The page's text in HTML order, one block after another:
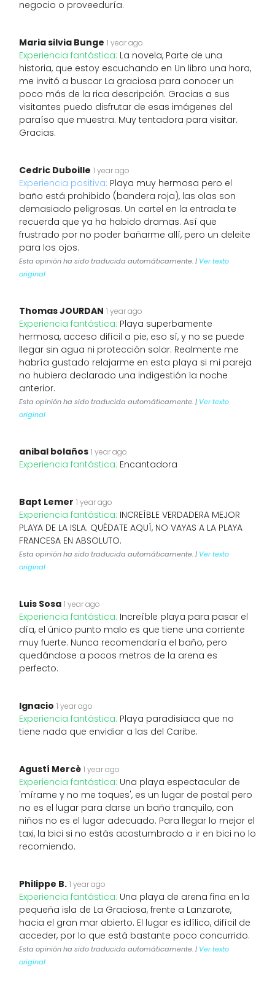
negocio o proveeduría.
Maria silvia Bunge 1 year ago
Experiencia fantástica: La novela, Parte de una
historia, que estoy escuchando en Un libro una hora,
me invitó a buscar La graciosa para conocer un
poco más de la rica descripción. Gracias a sus
visitantes puedo disfrutar de esas imágenes del
paraíso que muestra. Muy tentadora para visitar.
Gracias.
Cedric Duboille 1 year ago
Experiencia positiva: Playa muy hermosa pero el
baño está prohibido (bandera roja), las olas son
demasiado peligrosas. Un cartel en la entrada te
recuerda que ya ha habido dramas. Así que
frustrado por no poder bañarme allí, pero un deleite
para los ojos.
Esta opinión ha sido traducida automáticamente. | Ver texto
original
Thomas JOURDAN 1 year ago
Experiencia fantástica: Playa superbamente
hermosa, acceso difícil a pie, eso sí, y no se puede
llegar sin agua ni protección solar. Realmente me
habría gustado relajarme en esta playa si mi pareja
no hubiera declarado una indigestión la noche
anterior.
Esta opinión ha sido traducida automáticamente. | Ver texto
original
anibal bolaños 1 year ago
Experiencia fantástica: Encantadora
Bapt Lemer 1 year ago
Experiencia fantástica: INCREÍBLE VERDADERA MEJOR
PLAYA DE LA ISLA. QUÉDATE AQUÍ, NO VAYAS A LA PLAYA
FRANCESA EN ABSOLUTO.
Esta opinión ha sido traducida automáticamente. | Ver texto
original
Luis Sosa 1 year ago
Experiencia fantástica: Increíble playa para pasar el
día, el único punto malo es que tiene una corriente
muy fuerte. Nunca recomendaría el baño, pero
quedándose a pocos metros de la arena es
perfecto.
Ignacio 1 year ago
Experiencia fantástica: Playa paradisiaca que no
tiene nada que envidiar a las del Caribe.
Agustí Mercè 1 year ago
Experiencia fantástica: Una playa espectacular de
'mírame y no me toques', es un lugar de postal pero
no es el lugar para darse un baño tranquilo, con
niños no es el lugar adecuado. Para llegar lo mejor el
taxi, la bici si no estás acostumbrado a ir en bici no lo
recomiendo.
Philippe B. 1 year ago
Experiencia fantástica: Una playa de arena fina en la
pequeña isla de La Graciosa, frente a Lanzarote,
hacia el gran mar abierto. El lugar es idílico, difícil de
acceder, por lo que está bastante poco concurrido.
Esta opinión ha sido traducida automáticamente. | Ver texto
original